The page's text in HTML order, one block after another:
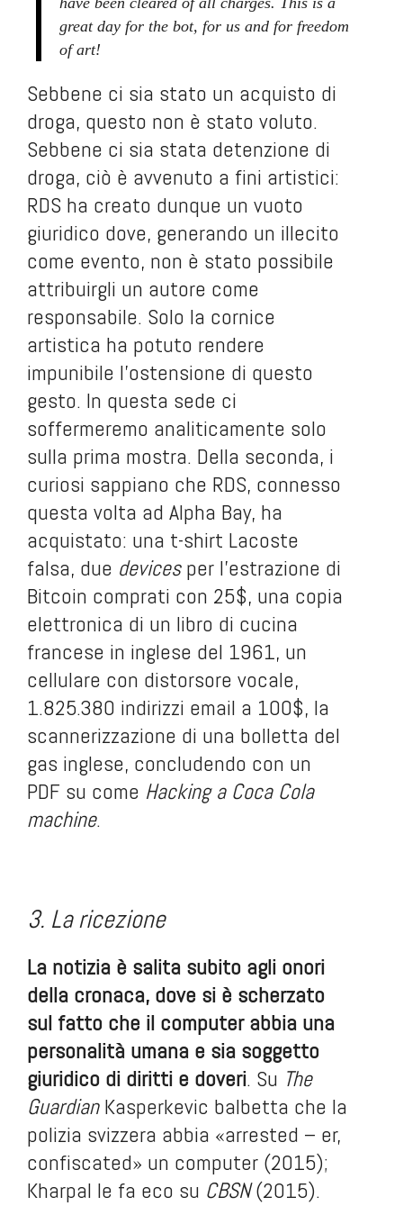
great day for the bot, for us and for freedom
of art!
Sebbene ci sia stato un acquisto di
droga, questo non è stato voluto.
Sebbene ci sia stata detenzione di
droga, ciò è avvenuto a fini artistici:
RDS ha creato dunque un vuoto
giuridico dove, generando un illecito
come evento, non è stato possibile
attribuirgli un autore come
responsabile. Solo la cornice
artistica ha potuto rendere
impunibile l’ostensione di questo
gesto. In questa sede ci
soffermeremo analiticamente solo
sulla prima mostra. Della seconda, i
curiosi sappiano che RDS, connesso
questa volta ad Alpha Bay, ha
acquistato: una t-shirt Lacoste
falsa, due devicesper l’estrazione di
Bitcoin comprati con 25$, una copia
elettronica di un libro di cucina
francese in inglese del 1961, un
cellulare con distorsore vocale,
1.825.380 indirizzi email a 100$, la
scannerizzazione di una bolletta del
gas inglese, concludendo con un
PDF su come Hacking a Coca Cola
machine.
3. La ricezione
La notizia è salita subito agli onori
della cronaca, dove si è scherzato
sul fatto che il computer abbia una
personalità umana e sia soggetto
giuridico di diritti e doveri. Su The
GuardianKasperkevic balbetta che la
polizia svizzera abbia «arrested – er,
confiscated» un computer (2015);
Kharpal le fa eco su CBSN(2015).